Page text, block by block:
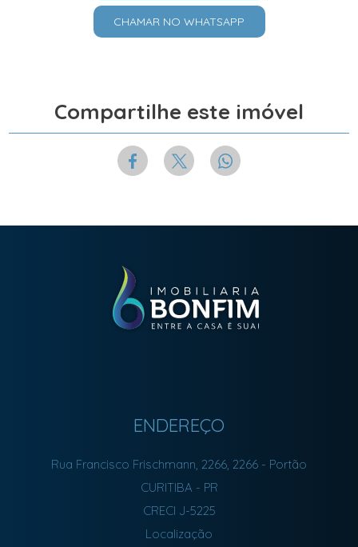
CHAMAR NO WHATSAPP
Compartilhe este imóvel
ENDEREÇO
Rua Francisco Frischmann, 2266, 2266 - Portão
CURITIBA - PR
CRECI J-5225
Localização